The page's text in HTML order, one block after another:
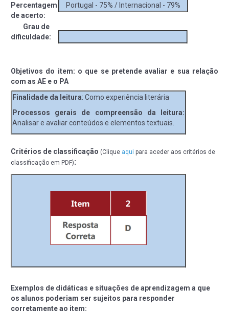
Percentagem
de acerto:
Portugal - 75% / Internacional - 79%
Grau de
dificuldade:
Objetivos do item: o que se pretende avaliar e sua relação
com as AE e o PA
Finalidade da leitura: Como experiência literária
Processos gerais de compreensão da leitura:
Analisar e avaliar conteúdos e elementos textuais.
Critérios de classificação (Clique aqui para aceder aos critérios de
classificação em PDF):
Exemplos de didáticas e situações de aprendizagem a que
os alunos poderiam ser sujeitos para responder
corretamente ao item: